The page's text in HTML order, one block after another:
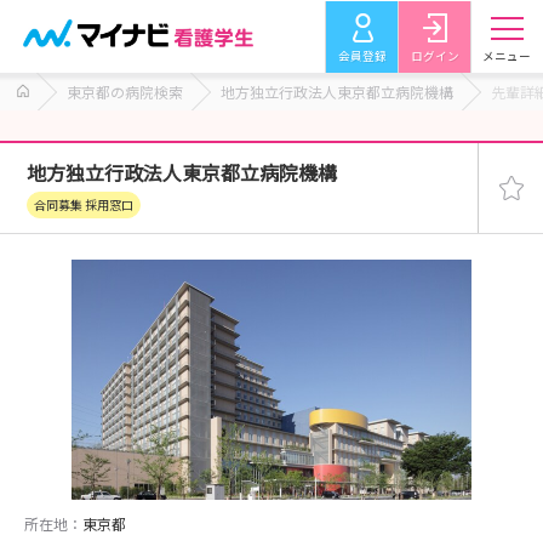
会員登録 ログイン メニュー
東京都の病院検索 地方独立行政法人東京都立病院機構 先輩詳
地方独立行政法人東京都立病院機構
合同募集 採用窓口
所在地： 東京都